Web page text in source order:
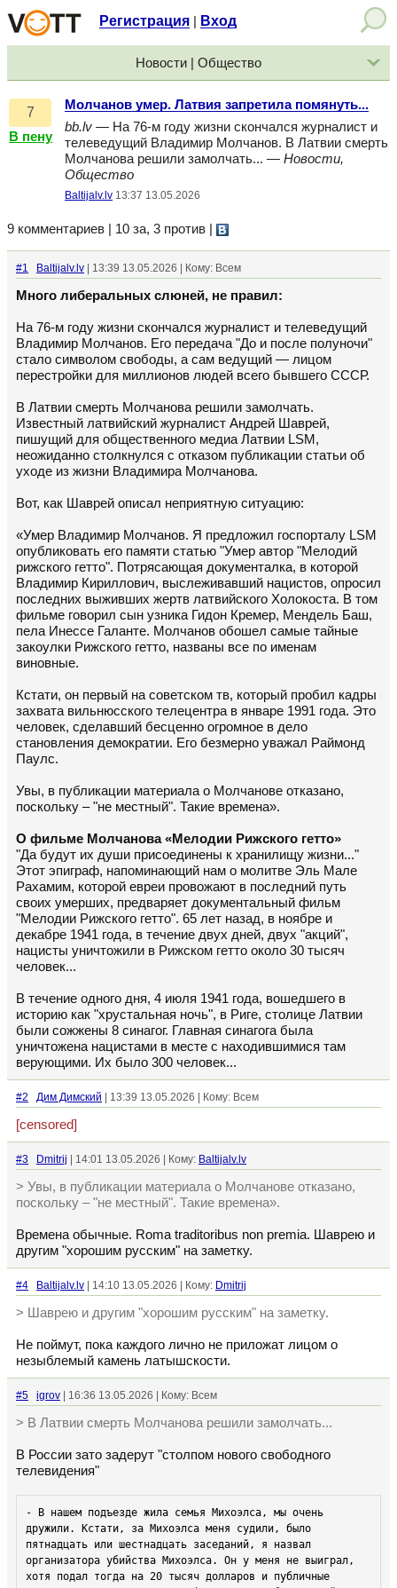
Регистрация Вход
Новости | Общество
7
В пену
Молчанов умер. Латвия запретила помянуть...
bb.lv — На 76-м году жизни скончался журналист и
телеведущий Владимир Молчанов. В Латвии смерть
Молчанова решили замолчать... — Новости,
Общество
Baltijalv.lv 13:37 13.05.2026
9 комментариев | 10 за, 3 против
#1 Baltijalv.lv | 13:39 13.05.2026 | Кому: Всем
Много либеральных слюней, не правил:
На 76-м году жизни скончался журналист и телеведущий
Владимир Молчанов. Его передача "До и после полуночи"
стало символом свободы, а сам ведущий — лицом
перестройки для миллионов людей всего бывшего СССР.
В Латвии смерть Молчанова решили замолчать.
Известный латвийский журналист Андрей Шаврей,
пишущий для общественного медиа Латвии LSM,
неожиданно столкнулся с отказом публикации статьи об
уходе из жизни Владимира Молчанова.
Вот, как Шаврей описал неприятную ситуацию:
«Умер Владимир Молчанов. Я предложил госпорталу LSM
опубликовать его памяти статью "Умер автор "Мелодий
рижского гетто". Потрясающая документалка, в которой
Владимир Кириллович, выслеживавший нацистов, опросил
последних выживших жертв латвийского Холокоста. В том
фильме говорил сын узника Гидон Кремер, Мендель Баш,
пела Инессе Галанте. Молчанов обошел самые тайные
закоулки Рижского гетто, названы все по именам
виновные.
Кстати, он первый на советском тв, который пробил кадры
захвата вильнюсского телецентра в январе 1991 года. Это
человек, сделавший бесценно огромное в дело
становления демократии. Его безмерно уважал Раймонд
Паулс.
Увы, в публикации материала о Молчанове отказано,
поскольку – "не местный". Такие времена».
О фильме Молчанова «Мелодии Рижского гетто»
"Да будут их души присоединены к хранилищу жизни..."
Этот эпиграф, напоминающий нам о молитве Эль Мале
Рахамим, которой евреи провожают в последний путь
своих умерших, предваряет документальный фильм
"Мелодии Рижского гетто". 65 лет назад, в ноябре и
декабре 1941 года, в течение двух дней, двух "акций",
нацисты уничтожили в Рижском гетто около 30 тысяч
человек...
В течение одного дня, 4 июля 1941 года, вошедшего в
историю как "хрустальная ночь", в Риге, столице Латвии
были сожжены 8 синагог. Главная синагога была
уничтожена нацистами в месте с находившимися там
верующими. Их было 300 человек...
#2 Дим Димский | 13:39 13.05.2026 | Кому: Всем
[censored]
#3 Dmitrij | 14:01 13.05.2026 | Кому: Baltijalv.lv
> Увы, в публикации материала о Молчанове отказано,
поскольку – "не местный". Такие времена».
Времена обычные. Roma traditoribus non premia. Шаврею и
другим "хорошим русским" на заметку.
#4 Baltijalv.lv | 14:10 13.05.2026 | Кому: Dmitrij
> Шаврею и другим "хорошим русским" на заметку.
Не поймут, пока каждого лично не приложат лицом о
незыблемый камень латышскости.
#5 igrov | 16:36 13.05.2026 | Кому: Всем
> В Латвии смерть Молчанова решили замолчать...
В России зато задерут "столпом нового свободного
телевидения"
- В нашем подъезде жила семья Михоэлса, мы очень
дружили. Кстати, за Михоэлса меня судили, было
пятнадцать или шестнадцать заседаний, я назвал
организатора убийства Михоэлса. Он у меня не выиграл,
хотя подал тогда на 20 тысяч долларов и публичные